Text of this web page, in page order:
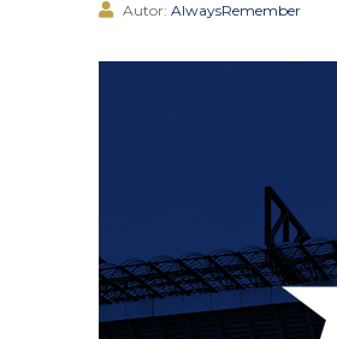
Autor: AlwaysRemember